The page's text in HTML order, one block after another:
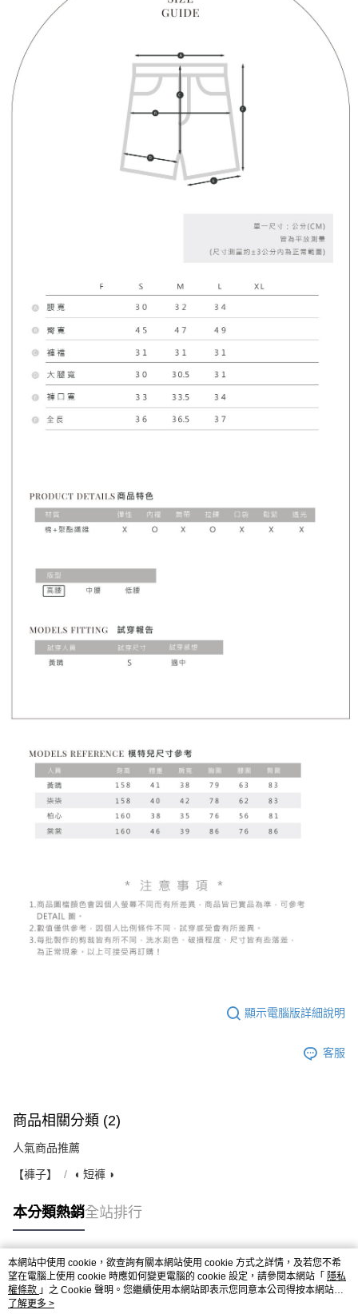
顯示電腦版詳細說明
客服
商品相關分類 (2)
人氣商品推薦
【褲子】 ◖ 短褲 ◗
本分類熱銷全站排行
熱門標籤
本網站中使用 cookie，欲查詢有關本網站使用 cookie 方式之詳情，及若您不希
望在電腦上使用 cookie 時應如何變更電腦的 cookie 設定，請參閱本網站「 隱私
權條款 」之 Cookie 聲明。您繼續使用本網站即表示您同意本公司得按本網站使
用條款之 Cookie 聲明使用 cookie。
了解更多 >